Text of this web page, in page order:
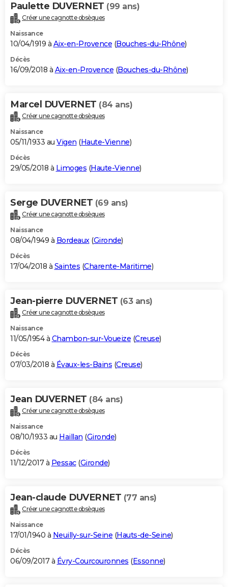
Paulette DUVERNET (99 ans)
Créer une cagnotte obsèques
Naissance
10/04/1919 à Aix-en-Provence (Bouches-du-Rhône)
Décès
16/09/2018 à Aix-en-Provence (Bouches-du-Rhône)
Marcel DUVERNET (84 ans)
Créer une cagnotte obsèques
Naissance
05/11/1933 au Vigen (Haute-Vienne)
Décès
29/05/2018 à Limoges (Haute-Vienne)
Serge DUVERNET (69 ans)
Créer une cagnotte obsèques
Naissance
08/04/1949 à Bordeaux(Gironde)
Décès
17/04/2018 à Saintes (Charente-Maritime)
Jean-pierre DUVERNET (63 ans)
Créer une cagnotte obsèques
Naissance
11/05/1954 à Chambon-sur-Voueize (Creuse)
Décès
07/03/2018 à Évaux-les-Bains (Creuse)
Jean DUVERNET (84 ans)
Créer une cagnotte obsèques
Naissance
08/10/1933 au Haillan (Gironde)
Décès
11/12/2017 à Pessac(Gironde)
Jean-claude DUVERNET (77 ans)
Créer une cagnotte obsèques
Naissance
17/01/1940 à Neuilly-sur-Seine (Hauts-de-Seine)
Décès
06/09/2017 à Évry-Courcouronnes (Essonne)